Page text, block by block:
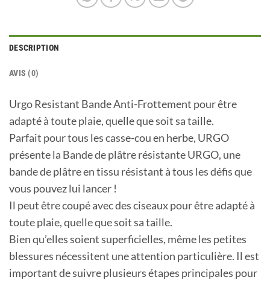
DESCRIPTION
AVIS (0)
Urgo Resistant Bande Anti-Frottement pour être
adapté à toute plaie, quelle que soit sa taille.
Parfait pour tous les casse-cou en herbe, URGO
présente la Bande de plâtre résistante URGO, une
bande de plâtre en tissu résistant à tous les défis que
vous pouvez lui lancer !
Il peut être coupé avec des ciseaux pour être adapté à
toute plaie, quelle que soit sa taille.
Bien qu’elles soient superficielles, même les petites
blessures nécessitent une attention particulière. Il est
important de suivre plusieurs étapes principales pour